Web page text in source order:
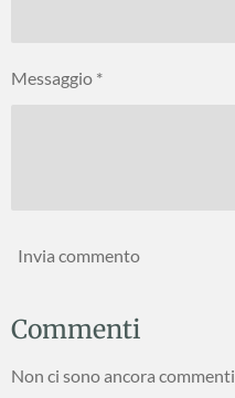
Messaggio *
Invia commento
Commenti
Non ci sono ancora commenti.